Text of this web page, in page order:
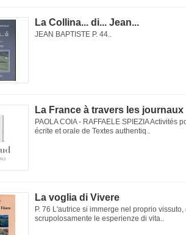
La Collina... di... Jean...
JEAN BAPTISTE P. 44..
La France à travers les journaux
PAOLA COIA - RAFFAELE SPIEZIA Activités
écrite et orale de Textes authentiq..
La voglia di Vivere
P. 76 L'autrice si immerge nel proprio
scrupolosamente le esperienze di vita..